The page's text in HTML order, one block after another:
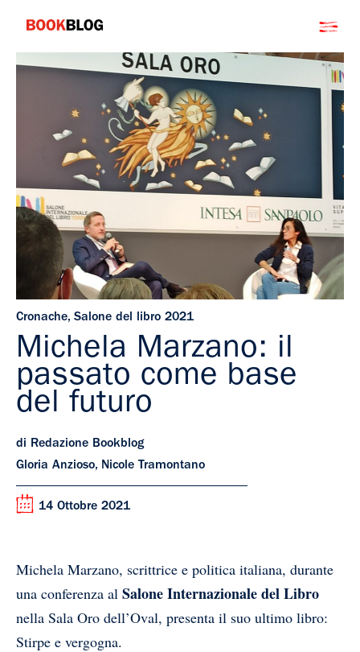
contenuto
Bookblog
Cronache, Salone del libro 2021
Michela Marzano: il
passato come base
del futuro
di Redazione Bookblog
Gloria Anzioso, Nicole Tramontano
14 Ottobre 2021
Michela Marzano, scrittrice e politica italiana, durante
una conferenza al Salone Internazionale del Libro
nella Sala Oro dell’Oval, presenta il suo ultimo libro:
Stirpe e vergogna.